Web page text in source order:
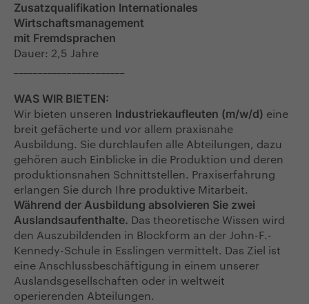
Zusatzqualifikation Internationales
Wirtschaftsmanagement
mit Fremdsprachen
Dauer: 2,5 Jahre
WAS WIR BIETEN:
Wir bieten unseren Industriekaufleuten (m/w/d) eine
breit gefächerte und vor allem praxisnahe
Ausbildung. Sie durchlaufen alle Abteilungen, dazu
gehören auch Einblicke in die Produktion und deren
produktionsnahen Schnittstellen. Praxiserfahrung
erlangen Sie durch Ihre produktive Mitarbeit.
Während der Ausbildung absolvieren Sie zwei
Auslandsaufenthalte. Das theoretische Wissen wird
den Auszubildenden in Blockform an der John-F.-
Kennedy-Schule in Esslingen vermittelt. Das Ziel ist
eine Anschlussbeschäftigung in einem unserer
Auslandsgesellschaften oder in weltweit
operierenden Abteilungen.